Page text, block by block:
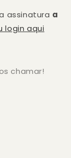
assinatura a
login aqui
chamar!